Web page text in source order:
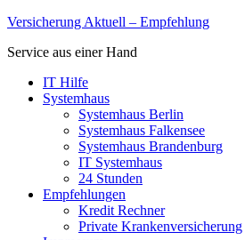
nach
Versicherung Aktuell – Empfehlung
Service aus einer Hand
IT Hilfe
Systemhaus
Systemhaus Berlin
Systemhaus Falkensee
Systemhaus Brandenburg
IT Systemhaus
24 Stunden
Empfehlungen
Kredit Rechner
Private Krankenversicherung